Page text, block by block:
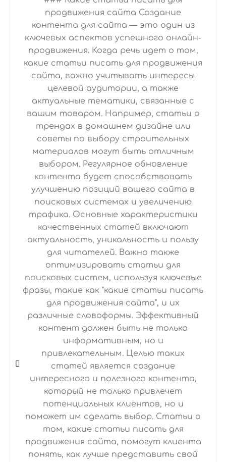
продвижения сайта Создание
контента для сайта — это один из
ключевых аспектов успешного онлайн-
продвижения. Когда речь идет о том,
какие статьи писать для продвижения
сайта, важно учитывать интересы
целевой аудитории, а также
актуальные тематики, связанные с
вашим товаром. Например, статьи о
трендах в домашнем дизайне или
советы по выбору строительных
материалов могут быть отличным
выбором. Регулярное обновление
контента будет способствовать
улучшению позиций вашего сайта в
поисковых системах и увеличению
трафика. Основные характеристики
качественных статей включают
актуальность, уникальность и пользу
для читателей. Важно также
оптимизировать статьи для
поисковых систем, используя ключевые
фразы, такие как "какие статьи писать
для продвижения сайта", и их
различные словоформы. Эффективный
контент должен быть не только
информативным, но и
привлекательным. Целью таких
статей является создание
интересного и полезного контента,
который не только привлечет
потенциальных клиентов, но и
поможет им сделать выбор. Статьи о
том, какие статьи писать для
продвижения сайта, помогут клиента
понять, как лучше представить свой